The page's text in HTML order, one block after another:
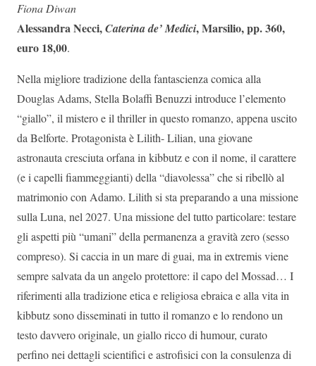
Fiona Diwan
Alessandra Necci,Caterina de’ Medici, Marsilio, pp. 360,
euro 18,00.
Nella migliore tradizione della fantascienza comica alla
Douglas Adams, Stella Bolaffi Benuzzi introduce l’elemento
“giallo”, il mistero e il thriller in questo romanzo, appena uscito
da Belforte. Protagonista è Lilith- Lilian, una giovane
astronauta cresciuta orfana in kibbutz e con il nome, il carattere
(e i capelli fiammeggianti) della “diavolessa” che si ribellò al
matrimonio con Adamo. Lilith si sta preparando a una missione
sulla Luna, nel 2027. Una missione del tutto particolare: testare
gli aspetti più “umani” della permanenza a gravità zero (sesso
compreso). Si caccia in un mare di guai, ma in extremis viene
sempre salvata da un angelo protettore: il capo del Mossad… I
riferimenti alla tradizione etica e religiosa ebraica e alla vita in
kibbutz sono disseminati in tutto il romanzo e lo rendono un
testo davvero originale, un giallo ricco di humour, curato
perfino nei dettagli scientifici e astrofisici con la consulenza di